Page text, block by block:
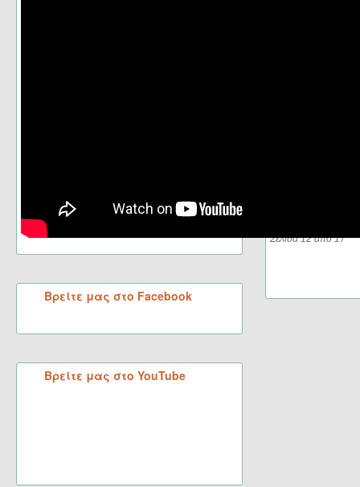
Βρείτε μας στο Facebook
Βρείτε μας στο YouTube
Σελίδα 12 από 17